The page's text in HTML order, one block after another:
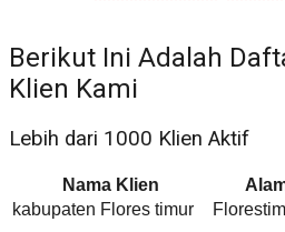
Berikut Ini Adalah
Klien Kami
Lebih dari 1000 Klien Aktif
Nama Klien
kabupaten Flores timur